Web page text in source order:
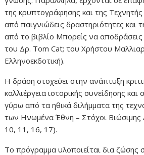
της κρυπτογράφησης και της
από παιγνιώδεις δραστηριότητες και
από το βιβλίο Μπορείς να
του Δρ. Tom Cat; του Χρήστου
Ελληνοεκδοτική).
Η δράση στοχεύει στην ανάπτυξη
καλλιέργεια ιστορικής συνείδησης
γύρω από τα ηθικά διλήμματα της
των Ηνωμένα Έθνη – Στόχοι
10, 11, 16, 17).
Το πρόγραμμα υλοποιείται δια ζώσης